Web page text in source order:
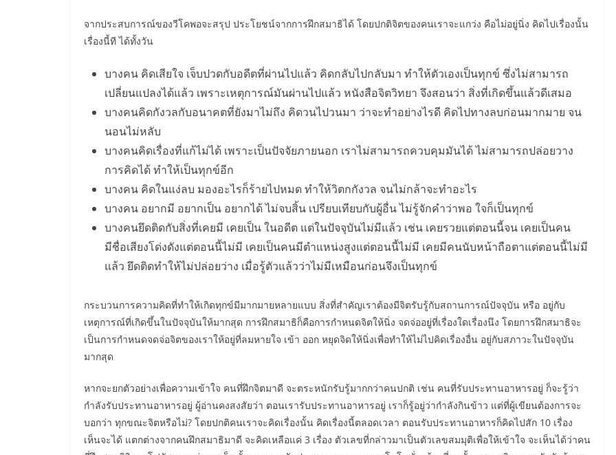
จากประสบการณ์ของวีโคพอจะสรุป ประโยชน์จากการฝึกสมาธิได้ โดยปกติจิตของคนเราจะแกว่ง คือไม่อยู่นิ่ง คิดไปเรื่องนั้น
เรื่องนี้ที ได้ทั้งวัน
บางคน คิดเสียใจ เจ็บปวดกับอดีตที่ผ่านไปแล้ว คิดกลับไปกลับมา ทำให้ตัวเองเป็นทุกข์ ซึ่งไม่สามารถ
เปลี่ยนแปลงได้แล้ว เพราะเหตุการณ์มันผ่านไปแล้ว หนังสือจิตวิทยา จึงสอนว่า สิ่งที่เกิดขึ้นแล้วดีเสมอ
บางคนคิดกังวลกับอนาคตที่ยังมาไม่ถึง คิดวนไปวนมา ว่าจะทำอย่างไรดี คิดไปทางลบก่อนมากมาย จน
นอนไม่หลับ
บางคนคิดเรื่องที่แก้ไม่ได้ เพราะเป็นปัจจัยภายนอก เราไม่สามารถควบคุมมันได้ ไม่สามารถปล่อยวาง
การคิดได้ ทำให้เป็นทุกข์อีก
บางคน คิดในแง่ลบ มองอะไรก็ร้ายไปหมด ทำให้วิตกกังวล จนไม่กล้าจะทำอะไร
บางคน อยากมี อยากเป็น อยากได้ ไม่จบสิ้น เปรียบเทียบกับผู้อื่น ไม่รู้จักคำว่าพอ ใจก็เป็นทุกข์
บางคนยึดติดกับสิ่งที่เคยมี เคยเป็น ในอดีต แต่ในปัจจุบันไม่มีแล้ว เช่น เคยรวยแต่ตอนนี้จน เคยเป็นคน
มีชื่อเสียงโด่งดังแต่ตอนนี้ไม่มี เคยเป็นคนมีตำแหน่งสูงแต่ตอนนี้ไม่มี เคยมีคนนับหน้าถือตาแต่ตอนนี้ไม่มี
แล้ว ยึดติดทำให้ไม่ปล่อยว่าง เมื่อรู้ตัวแล้วว่าไม่มีเหมือนก่อนจึงเป็นทุกข์
กระบวนการความคิดที่ทำให้เกิดทุกข์มีมากมายหลายแบบ สิ่งที่สำคัญเราต้องมีจิตรับรู้กับสถานการณ์ปัจจุบัน หรือ อยู่กับ
เหตุการณ์ที่เกิดขึ้นในปัจจุบันให้มากสุด การฝึกสมาธิก็คือการกำหนดจิตให้นิ่ง จดจ่ออยู่ที่เรื่องใดเรื่องนึง โดยการฝึกสมาธิจะ
เป็นการกำหนดจดจ่อจิตของเราให้อยู่ที่ลมหายใจ เข้า ออก หยุดจิดให้นิ่งเพื่อทำให้ไม่ไปคิดเรื่องอื่น อยู่กับสภาวะในปัจจุบัน
มากสุด
หากจะยกตัวอย่างเพื่อความเข้าใจ คนที่ฝึกจิตมาดี จะตระหนักรับรู้มากกว่าคนปกติ เช่น คนที่รับประทานอาหารอยู่ ก็จะรู้ว่า
กำลังรับประทานอาหารอยู่ ผู้อ่านคงสงสัยว่า ตอนเรารับประทานอาหารอยู่ เราก็รู้อยู่ว่ากำลังกินข้าว แต่ที่ผู้เขียนต้องการจะ
บอกว่า ทุกขณะจิตหรือไม่? โดยปกติคนเราจะคิดเรื่องนั้น คิดเรื่องนี้ตลอดเวลา ตอนรับประทานอาหารก็คิดไปสัก 10 เรื่อง
เห็นจะได้ แตกต่างจากคนฝึกสมาธิมาดี จะคิดเหลือแค่ 3 เรื่อง ตัวเลขที่กล่าวมาเป็นตัวเลขสมมุติเพื่อให้เข้าใจ จะเห็นได้ว่าคน